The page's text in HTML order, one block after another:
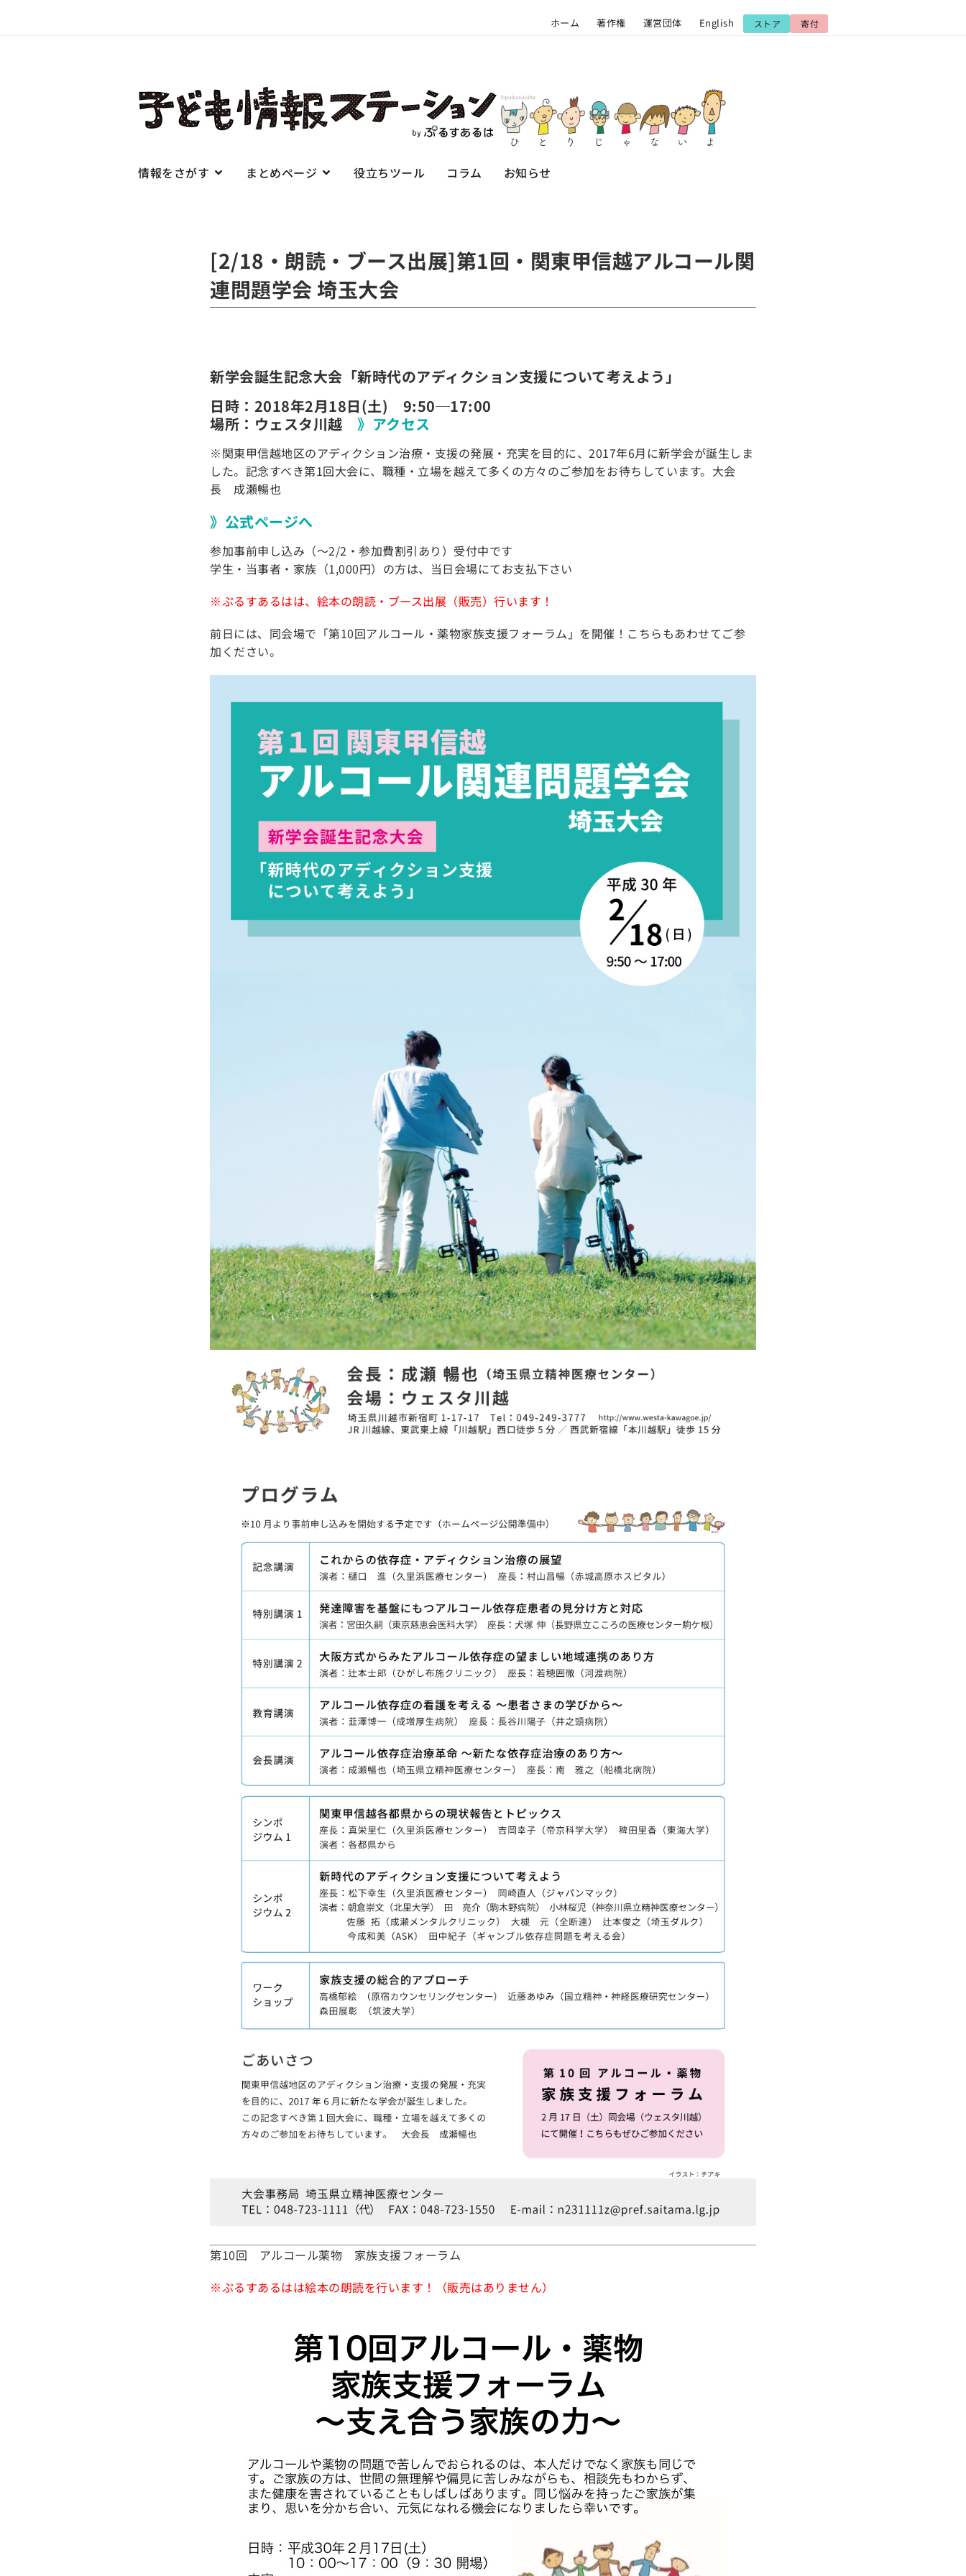
ホーム 著作権 運営団体 English ストア 寄付
情報をさがす まとめページ 役立ちツール コラム お知らせ
[2/18・朗読・ブース出展]第1回・関東甲信越アルコール関
連問題学会 埼玉大会
新学会誕生記念大会「新時代のアディクション支援について考えよう」
日時：2018年2月18日(土) 9:50─17:00
場所：ウェスタ川越 》アクセス
※関東甲信越地区のアディクション治療・支援の発展・充実を目的に、2017年6月に新学会が誕生しま
した。記念すべき第1回大会に、職種・立場を越えて多くの方々のご参加をお待ちしています。大会
長 成瀬暢也
》公式ページへ
参加事前申し込み（〜2/2・参加費割引あり）受付中です
学生・当事者・家族（1,000円）の方は、当日会場にてお支払下さい
※ぷるすあるはは、絵本の朗読・ブース出展（販売）行います！
前日には、同会場で「第10回アルコール・薬物家族支援フォーラム」を開催！こちらもあわせてご参
加ください。
第10回 アルコール薬物 家族支援フォーラム
※ぷるすあるはは絵本の朗読を行います！（販売はありません）